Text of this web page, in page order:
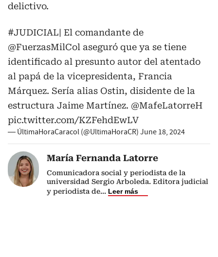
delictivo.
#JUDICIAL| El comandante de
@FuerzasMilCol aseguró que ya se tiene
identificado al presunto autor del atentado
al papá de la vicepresidenta, Francia
Márquez. Sería alias Ostin, disidente de la
estructura Jaime Martínez. @MafeLatorreH
pic.twitter.com/KZFehdEwLV
— ÚltimaHoraCaracol (@UltimaHoraCR) June 18, 2024
María Fernanda Latorre
Comunicadora social y periodista de la
universidad Sergio Arboleda. Editora judicial
y periodista de... Leer más